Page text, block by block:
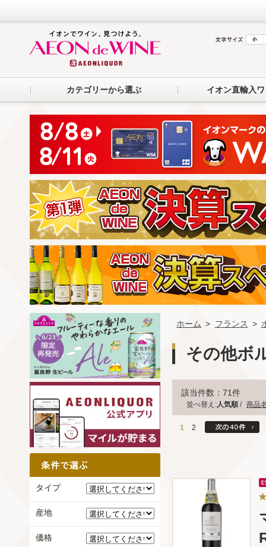
カテゴリーから選ぶ イオン直輸入
ホーム > フランス >
その他ボ
該当件数：71件
並べ替え:人気順 / 商品
1 2
タイプ
産地
価格